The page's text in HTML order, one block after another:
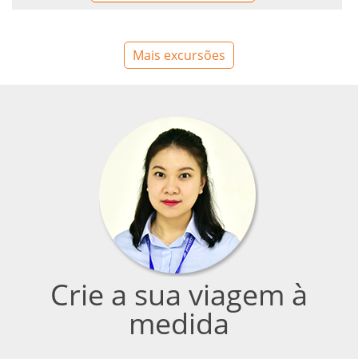
Mais excursões
Crie a sua viagem à
medida